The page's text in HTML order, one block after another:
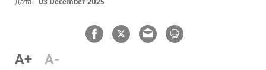
A+ A-